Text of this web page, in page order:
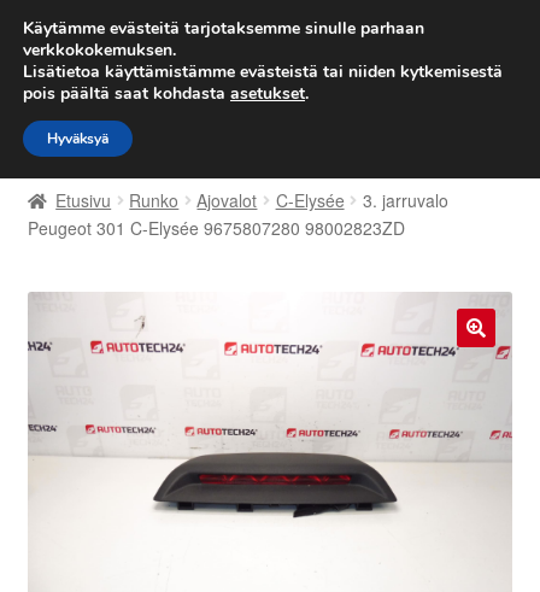
TOIMITUS alkaen 7 EUR
Siirry
navigointiin
Siirry
sisältöön
Etusivu
Kärry
Kuljetus
Maailmanlaajuinen toimitus
Etusivu Runko Ajovalot C-Elysée
3. jarruvalo
Peugeot 301 C-Elysée 9675807280 98002823ZD
Käytämme evästeitä tarjotaksemme sinulle parhaan
verkkokokemuksen.
Lisätietoa käyttämistämme evästeistä tai niiden kytkemisestä
pois päältä saat kohdasta asetukset.
Hyväksyä